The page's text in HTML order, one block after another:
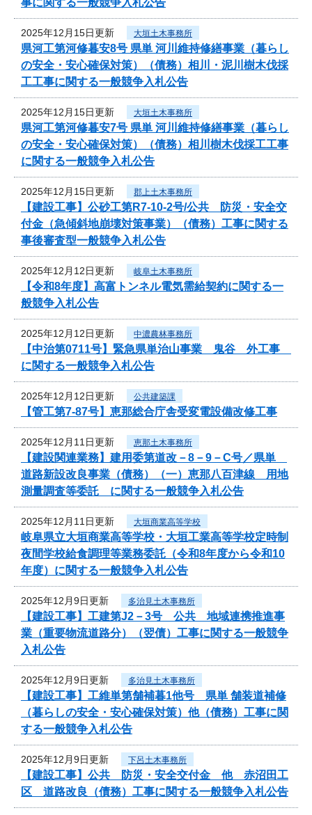
2025年12月15日更新 大垣土木事務所
県河工第河修暮安8号 県単 河川維持修繕事業（暮らし
の安全・安心確保対策）（債務）相川・泥川樹木伐採
工工事に関する一般競争入札公告
2025年12月15日更新 大垣土木事務所
県河工第河修暮安7号 県単 河川維持修繕事業（暮らし
の安全・安心確保対策）（債務）相川樹木伐採工工事
に関する一般競争入札公告
2025年12月15日更新 郡上土木事務所
【建設工事】公砂工第R7-10-2号/公共 防災・安全交
付金（急傾斜地崩壊対策事業）（債務）工事に関する
事後審査型一般競争入札公告
2025年12月12日更新 岐阜土木事務所
【令和8年度】高富トンネル電気需給契約に関する一
般競争入札公告
2025年12月12日更新 中濃農林事務所
【中治第0711号】緊急県単治山事業 鬼谷 外工事
に関する一般競争入札公告
2025年12月12日更新 公共建築課
【管工第7-87号】恵那総合庁舎受変電設備改修工事
2025年12月11日更新 恵那土木事務所
【建設関連業務】建用委第道改－8－9－C号／県単
道路新設改良事業（債務）（一）恵那八百津線 用地
測量調査等委託 に関する一般競争入札公告
2025年12月11日更新 大垣商業高等学校
岐阜県立大垣商業高等学校・大垣工業高等学校定時制
夜間学校給食調理等業務委託（令和8年度から令和10
年度）に関する一般競争入札公告
2025年12月9日更新 多治見土木事務所
【建設工事】工建第J2－3号 公共 地域連携推進事
業（重要物流道路分）（翌債）工事に関する一般競争
入札公告
2025年12月9日更新 多治見土木事務所
【建設工事】工維単第舗補暮1他号 県単 舗装道補修
（暮らしの安全・安心確保対策）他（債務）工事に関
する一般競争入札公告
2025年12月9日更新 下呂土木事務所
【建設工事】公共 防災・安全交付金 他 赤沼田工
区 道路改良（債務）工事に関する一般競争入札公告